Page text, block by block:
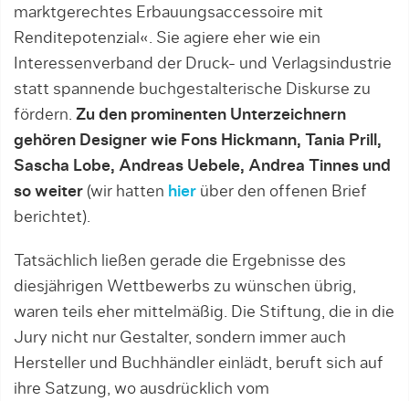
marktgerechtes Erbauungsaccessoire mit
Renditepotenzial«. Sie agiere eher wie ein
Interessenverband der Druck- und Verlagsindustrie
statt spannende buchgestalterische Diskurse zu
fördern. Zu den prominenten Unterzeichnern
gehören Designer wie Fons Hickmann, Tania Prill,
Sascha Lobe, Andreas Uebele, Andrea Tinnes und
so weiter (wir hatten hier über den offenen Brief
berichtet).
Tatsächlich ließen gerade die Ergebnisse des
diesjährigen Wettbewerbs zu wünschen übrig,
waren teils eher mittelmäßig. Die Stiftung, die in die
Jury nicht nur Gestalter, sondern immer auch
Hersteller und Buchhändler einlädt, beruft sich auf
ihre Satzung, wo ausdrücklich vom